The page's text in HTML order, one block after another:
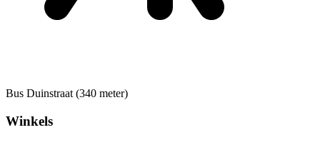
Bus Duinstraat (340 meter)
Winkels